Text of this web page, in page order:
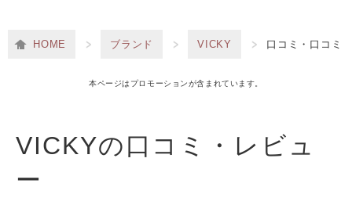
HOME ブランド VICKY 口コミ・口コミ
本ページはプロモーションが含まれています。
VICKYの口コミ・レビュ
ー